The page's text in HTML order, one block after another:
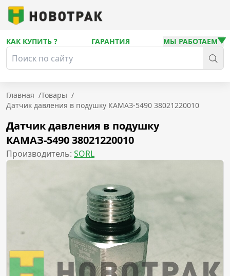
КАК КУПИТЬ ? ГАРАНТИЯ МЫ РАБОТАЕМ
Главная /Товары /
Датчик давления в подушку КАМАЗ-5490 38021220010
Датчик давления в подушку
КАМАЗ-5490 38021220010
Производитель: SORL